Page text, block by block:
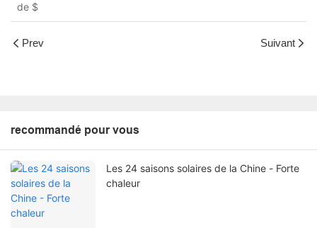
de $
Prev Suivant
recommandé pour vous
Les 24 saisons solaires de la Chine - Forte
chaleur